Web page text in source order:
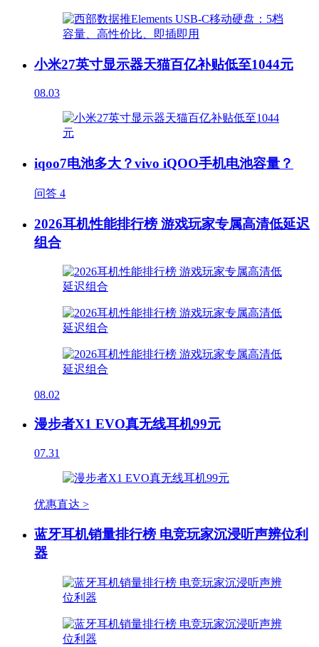
小米27英寸显示器天猫百亿补贴低至1044元
08.03
iqoo7电池多大？vivo iQOO手机电池容量？
问答 4
2026耳机性能排行榜 游戏玩家专属高清低延迟
组合
08.02
漫步者X1 EVO真无线耳机99元
07.31
优惠直达 >
蓝牙耳机销量排行榜 电竞玩家沉浸听声辨位利
器